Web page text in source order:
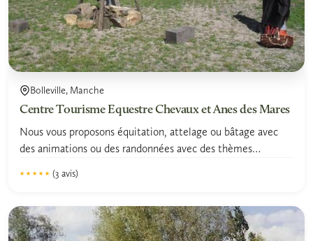
Bolleville, Manche
Centre Tourisme Equestre Chevaux et Anes des Mares
Nous vous proposons équitation, attelage ou bâtage avec
des animations ou des randonnées avec des thèmes
★★★★★
★★★★★ (3 avis)